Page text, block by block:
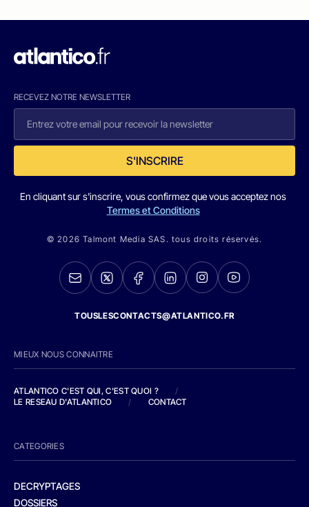
RECEVEZ NOTRE NEWSLETTER
S'INSCRIRE
En cliquant sur s'inscrire, vous confirmez que vous acceptez nos
Termes et Conditions
© 2026 Talmont Media SAS. tous droits réservés.
TOUSLESCONTACTS@ATLANTICO.FR
MIEUX NOUS CONNAITRE
ATLANTICO C'EST QUI, C'EST QUOI ?
/
LE RESEAU D'ATLANTICO
/ CONTACT
CATEGORIES
DECRYPTAGES
DOSSIERS